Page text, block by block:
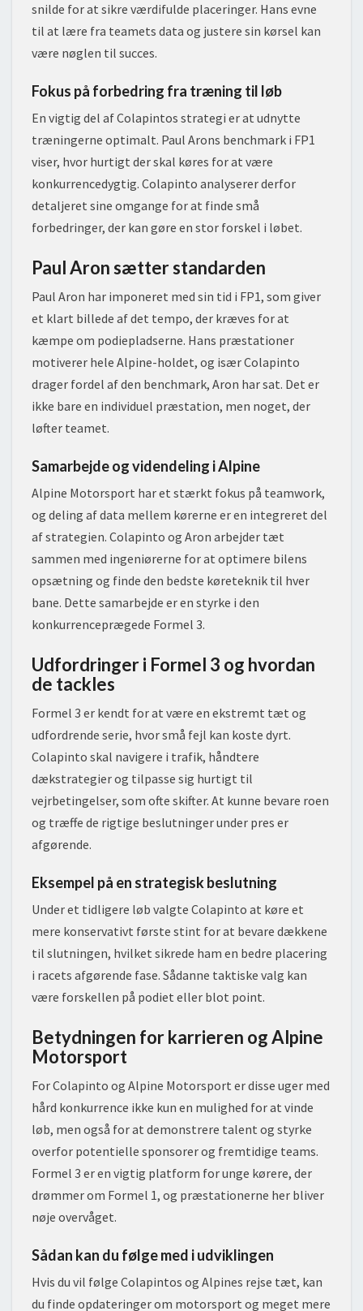
snilde for at sikre værdifulde placeringer. Hans evne
til at lære fra teamets data og justere sin kørsel kan
være nøglen til succes.
Fokus på forbedring fra træning til løb
En vigtig del af Colapintos strategi er at udnytte
træningerne optimalt. Paul Arons benchmark i FP1
viser, hvor hurtigt der skal køres for at være
konkurrencedygtig. Colapinto analyserer derfor
detaljeret sine omgange for at finde små
forbedringer, der kan gøre en stor forskel i løbet.
Paul Aron sætter standarden
Paul Aron har imponeret med sin tid i FP1, som giver
et klart billede af det tempo, der kræves for at
kæmpe om podiepladserne. Hans præstationer
motiverer hele Alpine-holdet, og især Colapinto
drager fordel af den benchmark, Aron har sat. Det er
ikke bare en individuel præstation, men noget, der
løfter teamet.
Samarbejde og videndeling i Alpine
Alpine Motorsport har et stærkt fokus på teamwork,
og deling af data mellem kørerne er en integreret del
af strategien. Colapinto og Aron arbejder tæt
sammen med ingeniørerne for at optimere bilens
opsætning og finde den bedste køreteknik til hver
bane. Dette samarbejde er en styrke i den
konkurrenceprægede Formel 3.
Udfordringer i Formel 3 og hvordan
de tackles
Formel 3 er kendt for at være en ekstremt tæt og
udfordrende serie, hvor små fejl kan koste dyrt.
Colapinto skal navigere i trafik, håndtere
dækstrategier og tilpasse sig hurtigt til
vejrbetingelser, som ofte skifter. At kunne bevare roen
og træffe de rigtige beslutninger under pres er
afgørende.
Eksempel på en strategisk beslutning
Under et tidligere løb valgte Colapinto at køre et
mere konservativt første stint for at bevare dækkene
til slutningen, hvilket sikrede ham en bedre placering
i racets afgørende fase. Sådanne taktiske valg kan
være forskellen på podiet eller blot point.
Betydningen for karrieren og Alpine
Motorsport
For Colapinto og Alpine Motorsport er disse uger med
hård konkurrence ikke kun en mulighed for at vinde
løb, men også for at demonstrere talent og styrke
overfor potentielle sponsorer og fremtidige teams.
Formel 3 er en vigtig platform for unge kørere, der
drømmer om Formel 1, og præstationerne her bliver
nøje overvåget.
Sådan kan du følge med i udviklingen
Hvis du vil følge Colapintos og Alpines rejse tæt, kan
du finde opdateringer om motorsport og meget mere